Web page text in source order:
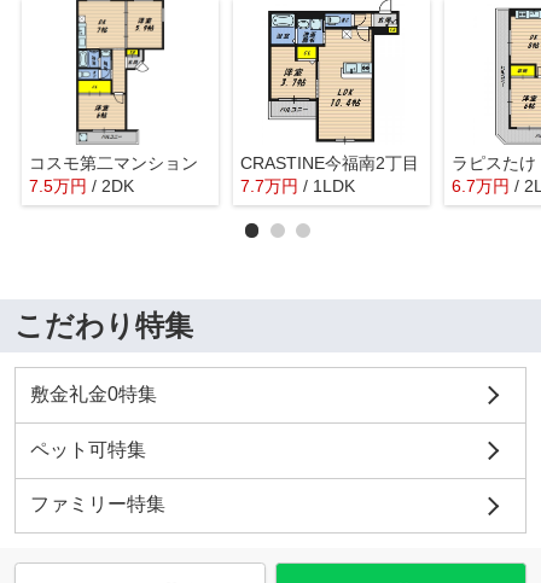
コスモ第二マンション
7.5万円 / 2DK
CRASTINE今福南2丁目
7.7万円 / 1LDK
ラピスたけ
6.7万円 /
こだわり特集
敷金礼金0特集
ペット可特集
ファミリー特集